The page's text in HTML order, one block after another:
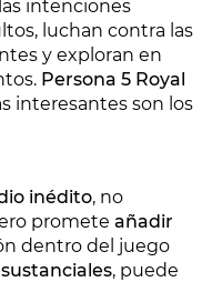
intenciones
luchan contra las
y exploran en
Persona 5 Royal
interesantes son los
inédito, no
promete añadir
dentro del juego
, puede